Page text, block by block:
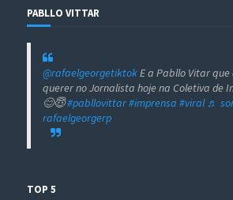
PABLLO VITTAR
@rafaelgeorgetiktokE a Pabllo Vitar
querer no Jornalista hoje na Coletiva de
😊😇#pabllovittar#imprensa #viral ♬
rafaelgeorgerp
TOP 5